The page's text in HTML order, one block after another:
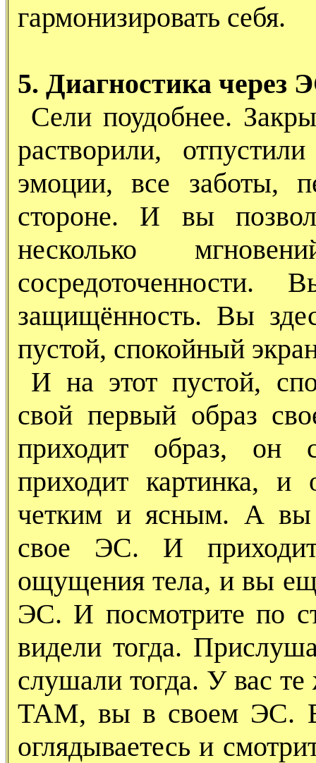
гармонизировать себя.
5. Диагностика через
Сели поудобнее.
растворили,
эмоции, все заботы,
стороне. И вы
несколько
защищённость. Вы
пустой, спокойный
И на этот пустой,
свой первый образ
приходит образ, он
приходит картинка, и
четким и ясным. А вы
свое ЭС. И
ощущения тела, и вы
ЭС. И посмотрите по
видели тогда.
слушали тогда. У вас
ТАМ, вы в своем ЭС.
оглядываетесь и